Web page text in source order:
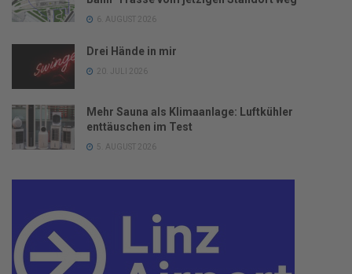
6. AUGUST 2026
Drei Hände in mir
20. JULI 2026
Mehr Sauna als Klimaanlage: Luftkühler
enttäuschen im Test
5. AUGUST 2026